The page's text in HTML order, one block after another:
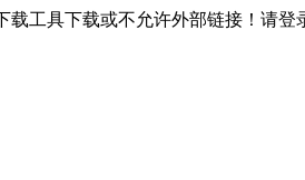
载工具下载或不允许外部链接！请